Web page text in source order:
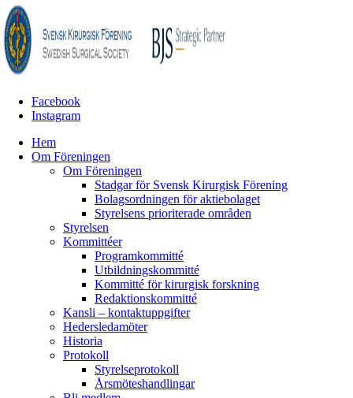
Facebook
Instagram
Hem
Om Föreningen
Om Föreningen
Stadgar för Svensk Kirurgisk Förening
Bolagsordningen för aktiebolaget
Styrelsens prioriterade områden
Styrelsen
Kommittéer
Programkommitté
Utbildningskommitté
Kommitté för kirurgisk forskning
Redaktionskommitté
Kansli – kontaktuppgifter
Hedersledamöter
Historia
Protokoll
Styrelseprotokoll
Årsmöteshandlingar